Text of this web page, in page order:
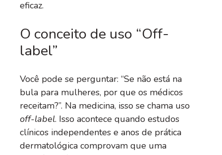
eficaz.
O conceito de uso “Off-
label”
Você pode se perguntar: “Se não está na
bula para mulheres, por que os médicos
receitam?”. Na medicina, isso se chama uso
off-label. Isso acontece quando estudos
clínicos independentes e anos de prática
dermatológica comprovam que uma